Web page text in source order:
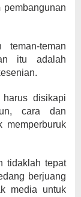
pembangunan
teman-teman
itu adalah
disikapi
cara dan
memperburuk
tidaklah tepat
berjuang
media untuk